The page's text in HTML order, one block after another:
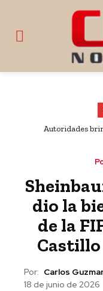
Autoridades
dio la
de la
Por: Carlos
18 de junio de 2026